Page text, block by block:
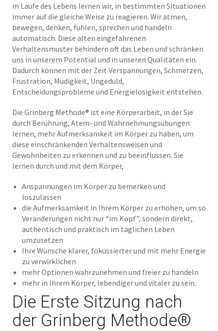
m Laufe des Lebens lernen wir, in bestimmten Situationen
immer auf die gleiche Weise zu reagieren. Wir atmen,
bewegen, denken, fühlen, sprechen und handeln
automatisch. Diese alten eingefahrenen
Verhaltensmuster behindern oft das Leben und schränken
uns in unserem Potential und in unseren Qualitäten ein.
Dadurch können mit der Zeit Verspannungen, Schmerzen,
Frustration, Müdigkeit, Ungeduld,
Entscheidungsprobleme und Energielosigkeit entstehen.
Die Grinberg Methode® ist eine Körperarbeit, in der Sie
durch Berührung, Atem- und Wahrnehmungsübungen
lernen, mehr Aufmerksamkeit im Körper zu haben, um
diese einschränkenden Verhaltensweisen und
Gewohnheiten zu erkennen und zu beeinflussen. Sie
lernen durch und mit dem Körper,
Anspannungen im Körper zu bemerken und
loszulassen
die Aufmerksamkeit in Ihrem Körper zu erhöhen, um so
Veränderungen nicht nur “im Kopf”, sondern direkt,
authentisch und praktisch im täglichen Leben
umzusetzen
Ihre Wünsche klarer, fokussierter und mit mehr Energie
zu verwirklichen
mehr Optionen wahrzunehmen und freier zu handeln
mehr in Ihrem Körper, lebendiger und vitaler zu sein.
Die Erste Sitzung nach
der Grinberg Methode®